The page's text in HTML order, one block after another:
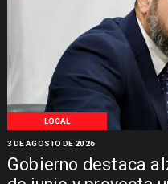
LOCAL
Gobierno destaca
3 DE AGOSTO DE 2026